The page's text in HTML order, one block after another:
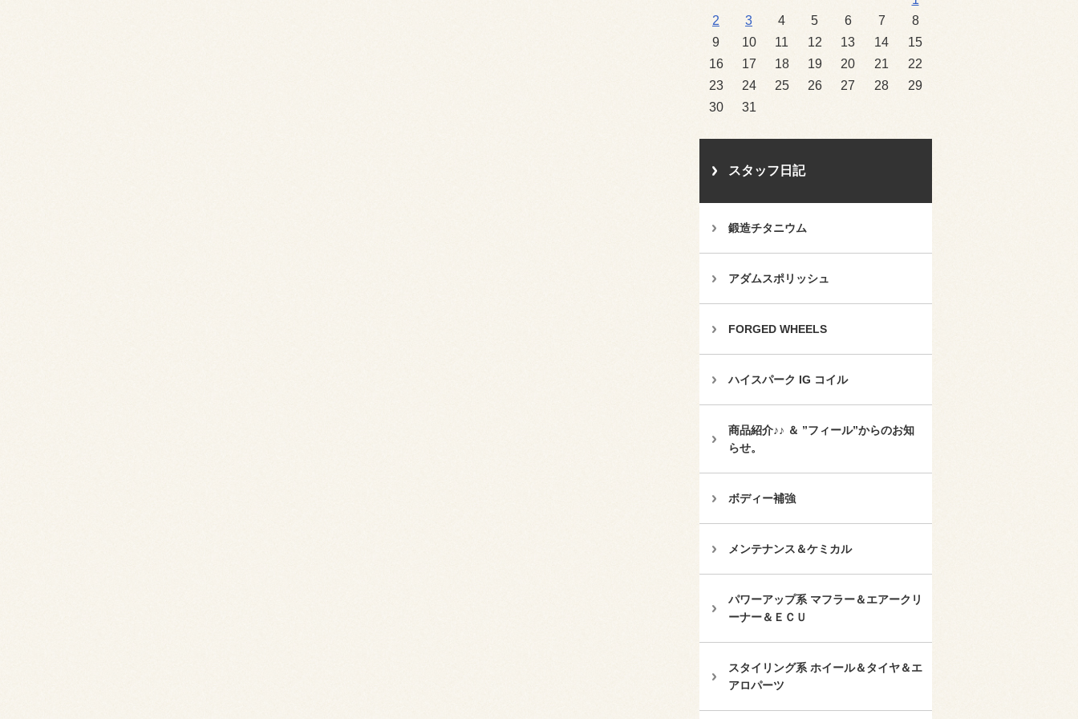
2
3 4 5 6 7
8
9
10 11 12 13 14
15
16
17 18 19 20 21
22
23
24 25 26 27 28
29
30
31
スタッフ日記
鍛造チタニウム
アダムスポリッシュ
FORGED WHEELS
ハイスパーク IG コイル
商品紹介♪♪ ＆ ”フィール”からのお知
らせ。
ボディー補強
メンテナンス＆ケミカル
パワーアップ系 マフラー＆エアークリ
ーナー＆ＥＣＵ
スタイリング系 ホイール＆タイヤ＆エ
アロパーツ